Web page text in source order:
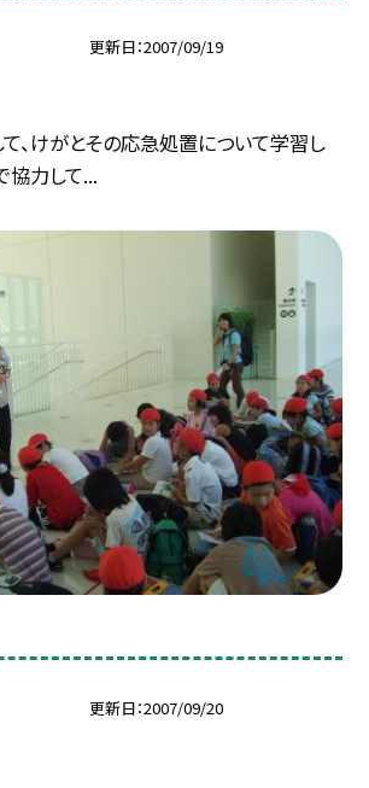
更新日 2007/09/19
、けがとその応急処置について学習し
協力して...
更新日 2007/09/20